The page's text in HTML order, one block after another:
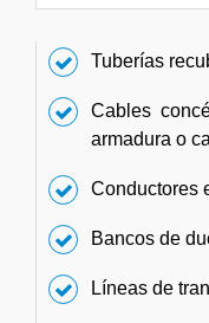
Tuberías
Cables
armadura o
Conductores
Bancos de
Líneas de